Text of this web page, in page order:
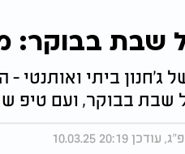
בבוקר:
ביתי ואותנטי -
שבת בבוקר, ועם טיפ